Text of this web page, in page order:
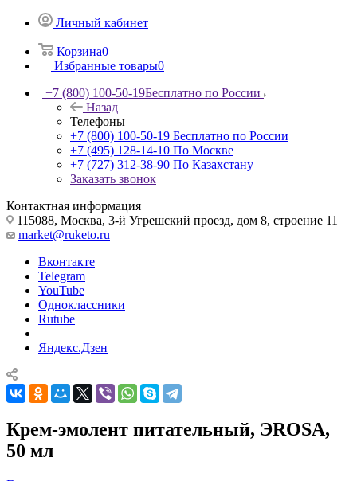
Личный кабинет
Корзина0
Избранные товары0
+7 (800) 100-50-19Бесплатно по России
Назад
Телефоны
+7 (800) 100-50-19 Бесплатно по России
+7 (495) 128-14-10 По Москве
+7 (727) 312-38-90 По Казахстану
Заказать звонок
Контактная информация
115088, Москва, 3-й Угрешский проезд, дом 8, строение 11
market@ruketo.ru
Вконтакте
Telegram
YouTube
Одноклассники
Rutube
Яндекс.Дзен
Крем-эмолент питательный, ЭROSA,
50 мл